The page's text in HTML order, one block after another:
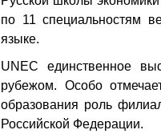
по 11 специальностям
языке.
UNEC единственное
рубежом. Особо
образования роль
Российской Федерации.